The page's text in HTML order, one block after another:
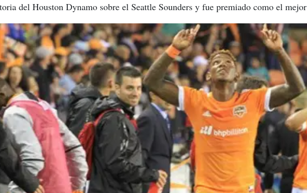
del Houston Dynamo sobre el Seattle Sounders y fue premiado como el mejor